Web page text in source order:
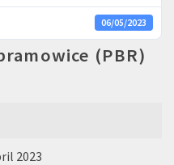
06/05/2023
(PBR)
2023